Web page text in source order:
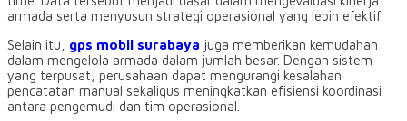
armada serta menyusun strategi operasional yang lebih efektif.
Selain itu, gps mobil surabaya juga memberikan kemudahan
dalam mengelola armada dalam jumlah besar. Dengan sistem
yang terpusat, perusahaan dapat mengurangi kesalahan
pencatatan manual sekaligus meningkatkan efisiensi koordinasi
antara pengemudi dan tim operasional.